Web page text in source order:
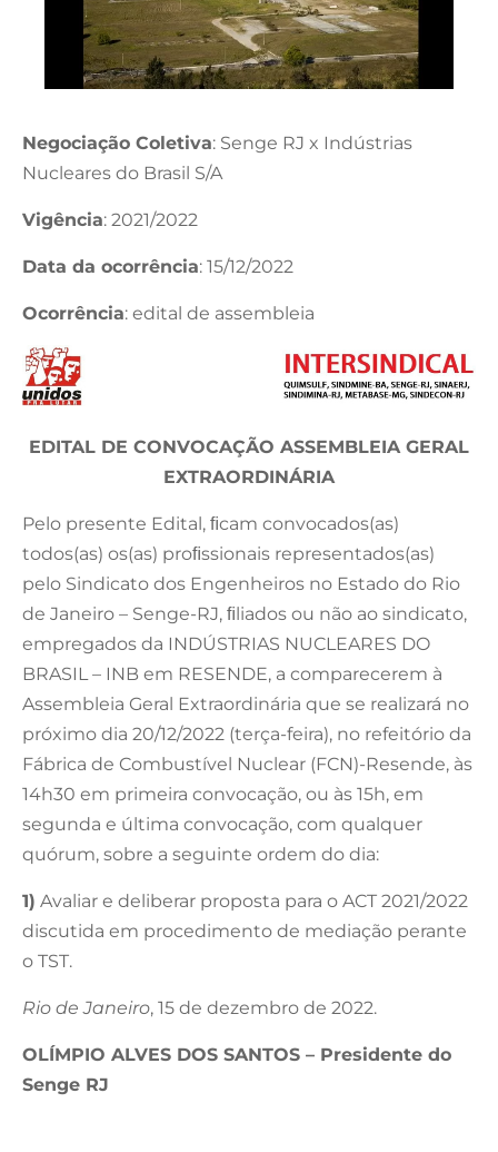
Negociação Coletiva: Senge RJ x Indústrias
Nucleares do Brasil S/A
Vigência: 2021/2022
Data da ocorrência: 15/12/2022
Ocorrência: edital de assembleia
EDITAL DE CONVOCAÇÃO ASSEMBLEIA GERAL
EXTRAORDINÁRIA
Pelo presente Edital, ﬁcam convocados(as)
todos(as) os(as) proﬁssionais representados(as)
pelo Sindicato dos Engenheiros no Estado do Rio
de Janeiro – Senge-RJ, ﬁliados ou não ao sindicato,
empregados da INDÚSTRIAS NUCLEARES DO
BRASIL – INB em RESENDE, a comparecerem à
Assembleia Geral Extraordinária que se realizará no
próximo dia 20/12/2022 (terça-feira), no refeitório da
Fábrica de Combustível Nuclear (FCN)-Resende, às
14h30 em primeira convocação, ou às 15h, em
segunda e última convocação, com qualquer
quórum, sobre a seguinte ordem do dia:
1) Avaliar e deliberar proposta para o ACT 2021/2022
discutida em procedimento de mediação perante
o TST.
Rio de Janeiro, 15 de dezembro de 2022.
OLÍMPIO ALVES DOS SANTOS – Presidente do
Senge RJ